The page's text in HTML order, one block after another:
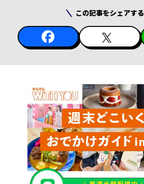
この記事をシェアする